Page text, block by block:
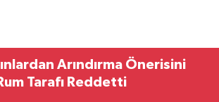
Arındırma Önerisini
Tarafı Reddetti